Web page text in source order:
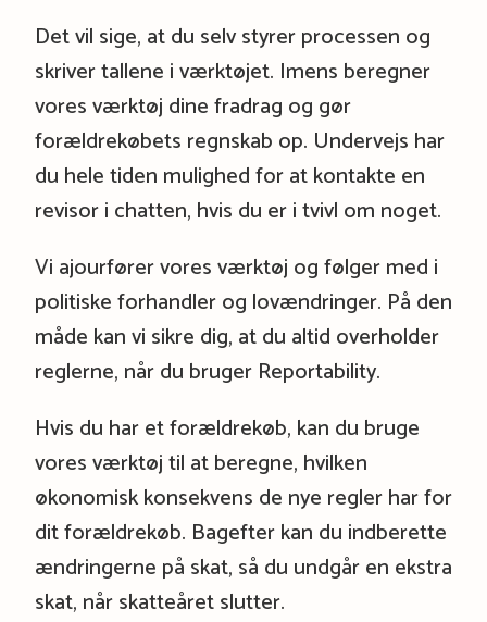
Det vil sige, at du selv styrer processen og
skriver tallene i værktøjet. Imens beregner
vores værktøj dine fradrag og gør
forældrekøbets regnskab op. Undervejs har
du hele tiden mulighed for at kontakte en
revisor i chatten, hvis du er i tvivl om noget.
Vi ajourfører vores værktøj og følger med i
politiske forhandler og lovændringer. På den
måde kan vi sikre dig, at du altid overholder
reglerne, når du bruger Reportability.
Hvis du har et forældrekøb, kan du bruge
vores værktøj til at beregne, hvilken
økonomisk konsekvens de nye regler har for
dit forældrekøb. Bagefter kan du indberette
ændringerne på skat, så du undgår en ekstra
skat, når skatteåret slutter.